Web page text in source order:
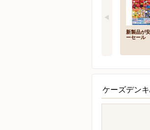
新製品が
ーセール
ケーズデン